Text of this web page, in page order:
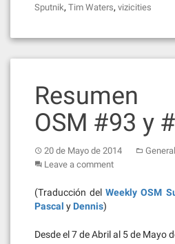
Sputnik, Tim Waters, vizicities
Resumen
OSM #93 y
20 de Mayo de 2014 General
Leave a comment
(Traducción delWeekly OSM
Pascal y Dennis)
Desde el 7 de Abril al 5 de Mayo